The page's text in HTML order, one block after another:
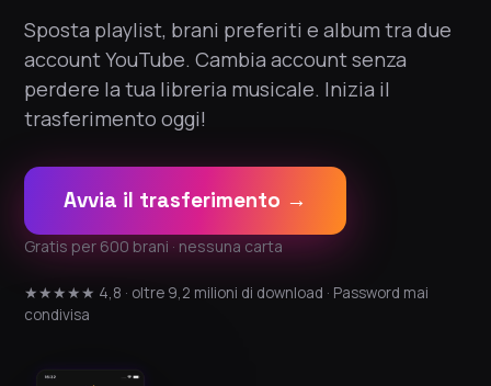
Sposta playlist, brani preferiti e album tra due
account YouTube. Cambia account senza
perdere la tua libreria musicale. Inizia il
trasferimento oggi!
Avvia il trasferimento →
Gratis per 600 brani · nessuna carta
★★★★★ 4,8 · oltre 9,2 milioni di download · Password mai
condivisa